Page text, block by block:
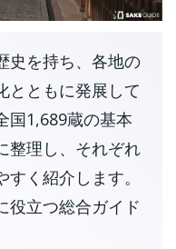
史を持ち、各地の
とともに発展して
国1,689蔵の基本
整理し、それぞれ
く紹介します。
役立つ総合ガイド